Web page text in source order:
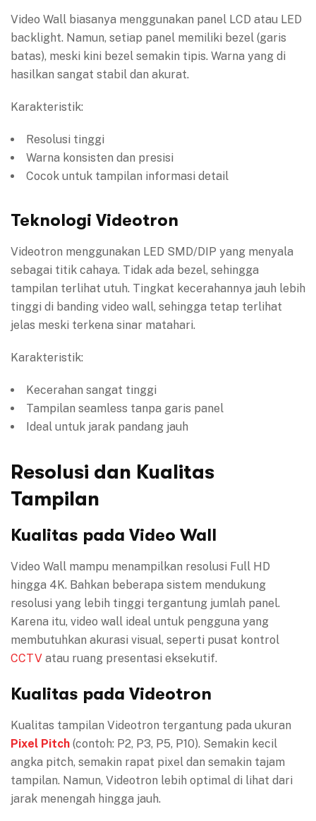
Video Wall biasanya menggunakan panel LCD atau LED
backlight. Namun, setiap panel memiliki bezel (garis
batas), meski kini bezel semakin tipis. Warna yang di
hasilkan sangat stabil dan akurat.
Karakteristik:
Resolusi tinggi
Warna konsisten dan presisi
Cocok untuk tampilan informasi detail
Teknologi Videotron
Videotron menggunakan LED SMD/DIP yang menyala
sebagai titik cahaya. Tidak ada bezel, sehingga
tampilan terlihat utuh. Tingkat kecerahannya jauh lebih
tinggi di banding video wall, sehingga tetap terlihat
jelas meski terkena sinar matahari.
Karakteristik:
Kecerahan sangat tinggi
Tampilan seamless tanpa garis panel
Ideal untuk jarak pandang jauh
Resolusi dan Kualitas
Tampilan
Kualitas pada Video Wall
Video Wall mampu menampilkan resolusi Full HD
hingga 4K. Bahkan beberapa sistem mendukung
resolusi yang lebih tinggi tergantung jumlah panel.
Karena itu, video wall ideal untuk pengguna yang
membutuhkan akurasi visual, seperti pusat kontrol
CCTV atau ruang presentasi eksekutif.
Kualitas pada Videotron
Kualitas tampilan Videotron tergantung pada ukuran
Pixel Pitch (contoh: P2, P3, P5, P10). Semakin kecil
angka pitch, semakin rapat pixel dan semakin tajam
tampilan. Namun, Videotron lebih optimal di lihat dari
jarak menengah hingga jauh.